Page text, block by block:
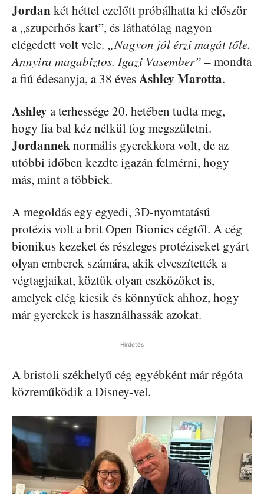
Jordankét héttel ezelőtt próbálhatta ki először
a „szuperhős kart”, és láthatólag nagyon
elégedett volt vele. „Nagyon jól érzi magát tőle.
Annyira magabiztos. Igazi Vasember” – mondta
a fiú édesanyja, a 38 évesAshley Marotta.
Ashley a terhessége 20. hetében tudta meg,
hogy fia bal kéz nélkül fog megszületni.
Jordanneknormális gyerekkora volt, de az
utóbbi időben kezdte igazán felmérni, hogy
más, mint a többiek.
A megoldás egy egyedi, 3D-nyomtatású
protézis volt a brit Open Bionics cégtől. A cég
bionikus kezeket és részleges protéziseket gyárt
olyan emberek számára, akik elveszítették a
végtagjaikat, köztük olyan eszközöket is,
amelyek elég kicsik és könnyűek ahhoz, hogy
már gyerekek is használhassák azokat.
Hirdetés
A bristoli székhelyű cég egyébként már régóta
közreműködik a Disney-vel.